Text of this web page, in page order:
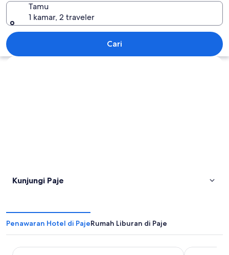
Tamu
1 kamar, 2 traveler
Cari
Jelajahi peta
Kunjungi Paje
Penawaran Hotel di PajeRumah Liburan di Paje
Aluna Paje Ndame